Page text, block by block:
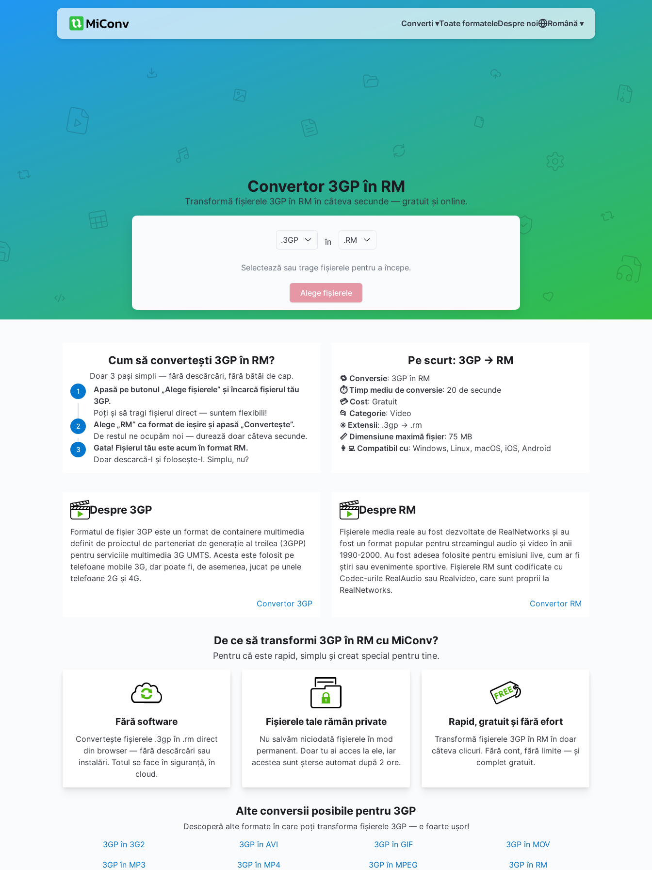
Converti ▾Toate formateleDespre noi Română ▾
Convertor 3GP în RM
Transformă fișierele 3GP în RM în câteva secunde — gratuit și online.
.3GP în .RM
Selectează sau trage fișierele pentru a începe.
Alege fișierele
Cum să convertești 3GP în RM?
Doar 3 pași simpli — fără descărcări, fără bătăi de cap.
1
Apasă pe butonul „Alege fișierele” și încarcă fișierul tău
3GP.
Poți și să tragi fișierul direct — suntem flexibili!
2
Alege „RM” ca format de ieșire și apasă „Convertește”.
De restul ne ocupăm noi — durează doar câteva secunde.
3
Gata! Fișierul tău este acum în format RM.
Doar descarcă-l și folosește-l. Simplu, nu?
Pe scurt: 3GP → RM
🔁 Conversie: 3GP în RM
⏱ Timp mediu de conversie: 20 de secunde
💳 Cost: Gratuit
📂 Categorie: Video
✳️ Extensii: .3gp → .rm
📏 Dimensiune maximă fișier: 75 MB
👩‍💻 Compatibil cu: Windows, Linux, macOS, iOS, Android
Despre 3GP
Formatul de fișier 3GP este un format de containere multimedia
definit de proiectul de parteneriat de generație al treilea (3GPP)
pentru serviciile multimedia 3G UMTS. Acesta este folosit pe
telefoane mobile 3G, dar poate fi, de asemenea, jucat pe unele
telefoane 2G și 4G.
Convertor 3GP
Despre RM
Fișierele media reale au fost dezvoltate de RealNetworks și au
fost un format popular pentru streamingul audio și video în anii
1990-2000. Au fost adesea folosite pentru emisiuni live, cum ar fi
știri sau evenimente sportive. Fișierele RM sunt codificate cu
Codec-urile RealAudio sau Realvideo, care sunt proprii la
RealNetworks.
Convertor RM
De ce să transformi 3GP în RM cu MiConv?
Pentru că este rapid, simplu și creat special pentru tine.
Fără software
Convertește fișierele .3gp în .rm direct
din browser — fără descărcări sau
instalări. Totul se face în siguranță, în
cloud.
Fișierele tale rămân private
Nu salvăm niciodată fișierele în mod
permanent. Doar tu ai acces la ele, iar
acestea sunt șterse automat după 2 ore.
Rapid, gratuit și fără efort
Transformă fișierele 3GP în RM în doar
câteva clicuri. Fără cont, fără limite — și
complet gratuit.
Alte conversii posibile pentru 3GP
Descoperă alte formate în care poți transforma fișierele 3GP — e foarte ușor!
3GP în 3G2
3GP în AVI 3GP în GIF 3GP în MOV
3GP în MP3 3GP în MP4 3GP în MPEG 3GP în RM